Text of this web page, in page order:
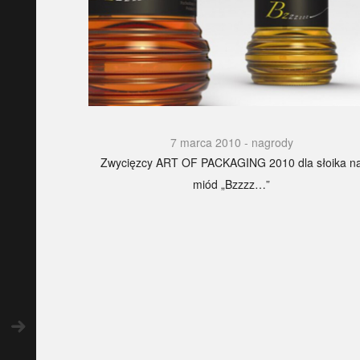
7 marca 2010
nagrody
Zwycięzcy ART OF PACKAGING 2010 dla słoika
miód „Bzzzz…”